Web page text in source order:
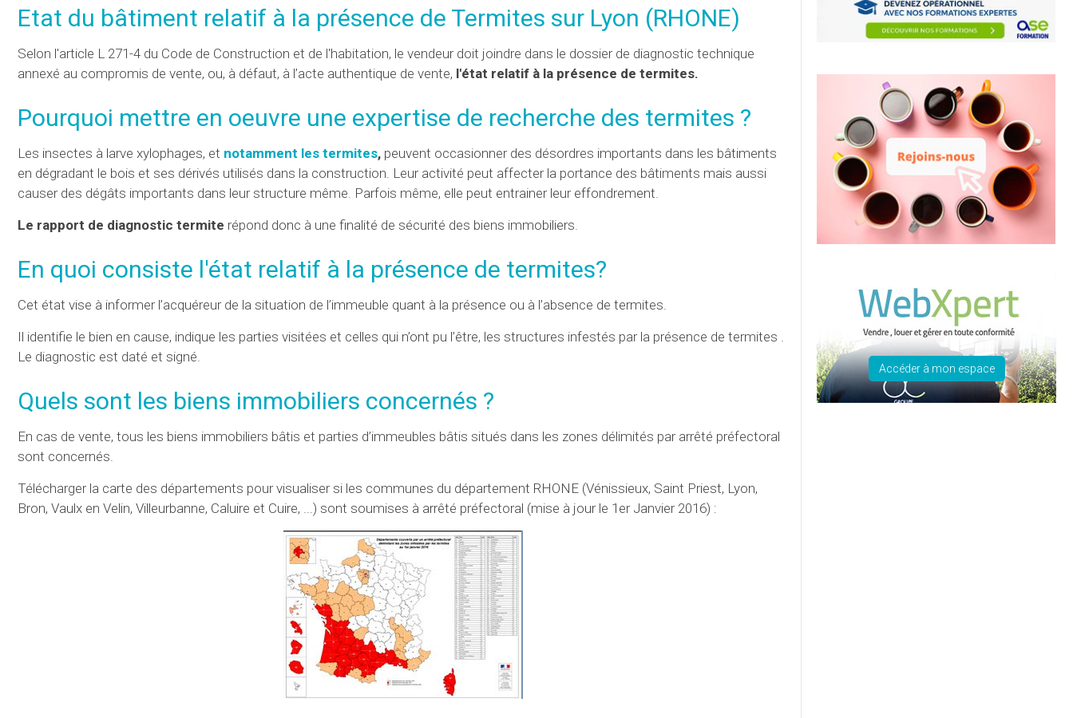
Etat du bâtiment relatif à la présence de Termites sur Lyon (RHONE)
Selon l'article L 271-4 du Code de Construction et de l'habitation, le vendeur doit joindre dans le dossier de diagnostic technique
annexé au compromis de vente, ou, à défaut, à l’acte authentique de vente, l'état relatif à la présence de termites.
Pourquoi mettre en oeuvre une expertise de recherche des termites ?
Les insectes à larve xylophages, et notamment les termites, peuvent occasionner des désordres importants dans les bâtiments
en dégradant le bois et ses dérivés utilisés dans la construction. Leur activité peut affecter la portance des bâtiments mais aussi
causer des dégâts importants dans leur structure même. Parfois même, elle peut entrainer leur effondrement.
Le rapport de diagnostic termite répond donc à une finalité de sécurité des biens immobiliers.
En quoi consiste l'état relatif à la présence de termites?
Cet état vise à informer l’acquéreur de la situation de l’immeuble quant à la présence ou à l’absence de termites.
Il identifie le bien en cause, indique les parties visitées et celles qui n’ont pu l’être, les structures infestés par la présence de termites .
Le diagnostic est daté et signé.
Quels sont les biens immobiliers concernés ?
En cas de vente, tous les biens immobiliers bâtis et parties d’immeubles bâtis situés dans les zones délimités par arrêté préfectoral
sont concernés.
Télécharger la carte des départements pour visualiser si les communes du département RHONE (Vénissieux, Saint Priest, Lyon,
Bron, Vaulx en Velin, Villeurbanne, Caluire et Cuire, ...) sont soumises à arrêté préfectoral (mise à jour le 1er Janvier 2016) :
Accéder à mon espace